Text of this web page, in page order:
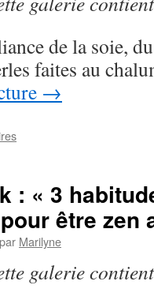
de la soie,
faites au
→
: « 3
être zen
par Marilyne
galerie